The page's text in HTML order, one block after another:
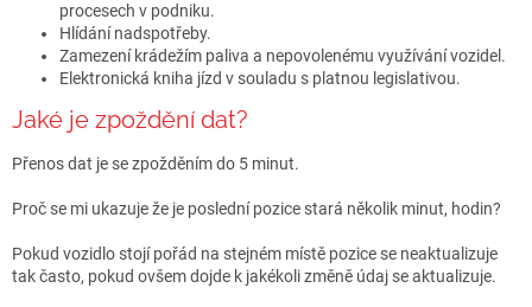
procesech v podniku.
Hlídání nadspotřeby.
Zamezení krádežím paliva a nepovolenému využívání vozidel.
Elektronická kniha jízd v souladu s platnou legislativou.
Jaké je zpoždění dat?
Přenos dat je se zpožděním do 5 minut.
Proč se mi ukazuje že je poslední pozice stará několik minut, hodin?
Pokud vozidlo stojí pořád na stejném místě pozice se neaktualizuje
tak často, pokud ovšem dojde k jakékoli změně údaj se aktualizuje.